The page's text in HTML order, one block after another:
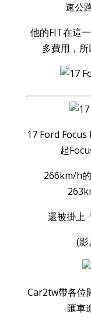
速公
他的FIT在這
多費用，
17 Ford
起
266km/h
還被掛上
(
Car2tw帶各位
匯車